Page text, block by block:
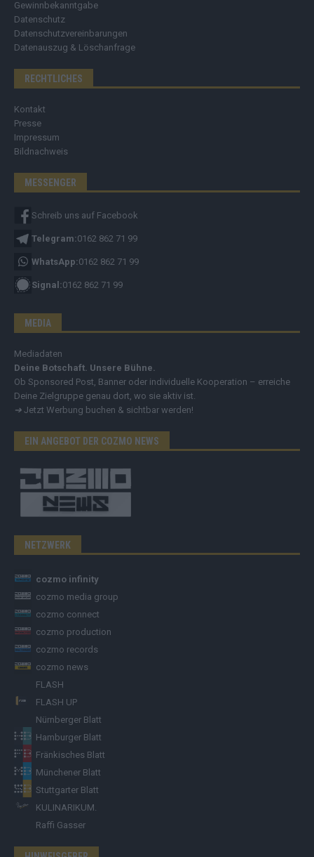
Gewinnbekanntgabe
Datenschutz
Datenschutzvereinbarungen
Datenauszug & Löschanfrage
RECHTLICHES
Kontakt
Presse
Impressum
Bildnachweis
MESSENGER
Schreib uns auf Facebook
Telegram:0162 862 71 99
WhatsApp:0162 862 71 99
Signal:0162 862 71 99
MEDIA
Mediadaten
Deine Botschaft. Unsere Bühne.
Ob Sponsored Post, Banner oder individuelle Kooperation – erreiche
Deine Zielgruppe genau dort, wo sie aktiv ist.
➔ Jetzt Werbung buchen & sichtbar werden!
EIN ANGEBOT DER COZMO NEWS
NETZWERK
cozmo infinity
cozmo media group
cozmo connect
cozmo production
cozmo records
cozmo news
FLASH
FLASH UP
Nürnberger Blatt
Hamburger Blatt
Fränkisches Blatt
Münchener Blatt
Stuttgarter Blatt
KULINARIKUM.
Raffi Gasser